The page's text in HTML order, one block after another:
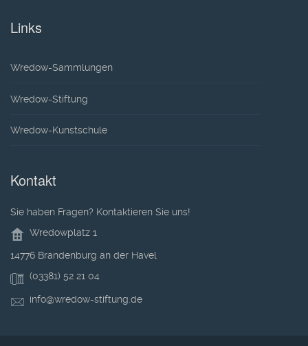
Links
Wredow-Sammlungen
Wredow-Stiftung
Wredow-Kunstschule
Kontakt
Sie haben Fragen? Kontaktieren Sie uns!
Wredowplatz 1
14776 Brandenburg an der Havel
(03381) 52 21 04
info@wredow-stiftung.de